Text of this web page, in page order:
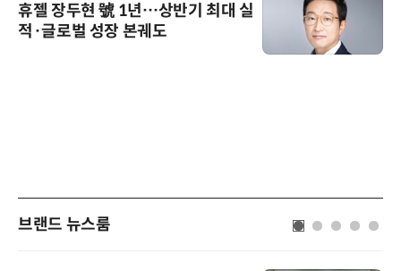
휴젤 장두현 號 1년…상반기 최대 실
적·글로벌 성장 본궤도
브랜드 뉴스룸